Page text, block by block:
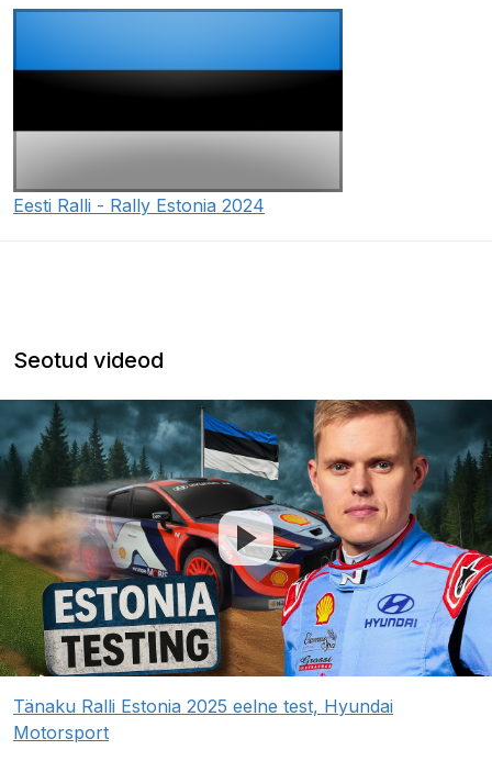
Eesti Ralli - Rally Estonia 2024
Seotud videod
Tänaku Ralli Estonia 2025 eelne test, Hyundai
Motorsport